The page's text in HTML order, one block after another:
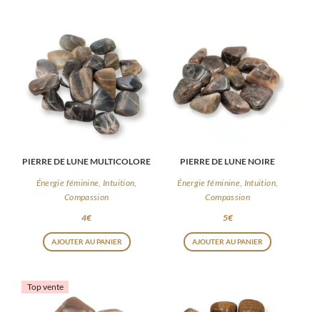
PIERRE DE LUNE MULTICOLORE
Énergie féminine, Intuition,
Compassion
4€
AJOUTER AU PANIER
PIERRE DE LUNE NOIRE
Énergie féminine, Intuition,
Compassion
5€
AJOUTER AU PANIER
Top vente